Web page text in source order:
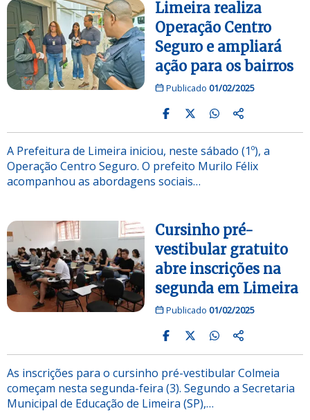
Limeira realiza
Operação Centro
Seguro e ampliará
ação para os bairros
Publicado 01/02/2025
A Prefeitura de Limeira iniciou, neste sábado (1º), a
Operação Centro Seguro. O prefeito Murilo Félix
acompanhou as abordagens sociais…
Cursinho pré-
vestibular gratuito
abre inscrições na
segunda em Limeira
Publicado 01/02/2025
As inscrições para o cursinho pré-vestibular Colmeia
começam nesta segunda-feira (3). Segundo a Secretaria
Municipal de Educação de Limeira (SP),…